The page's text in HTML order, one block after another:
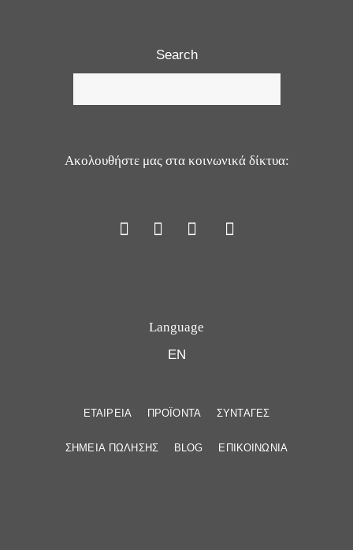
ΕΤΑΙΡΕΙΑ ΠΡΟΪΟΝΤΑ ΣΥΝΤΑΓΕΣ
Search
Ακολουθήστε μας στα κοινωνικά δίκτυα:
Language
EN
ΣΗΜΕΙΑ ΠΩΛΗΣΗΣ BLOG ΕΠΙΚΟΙΝΩΝΙΑ